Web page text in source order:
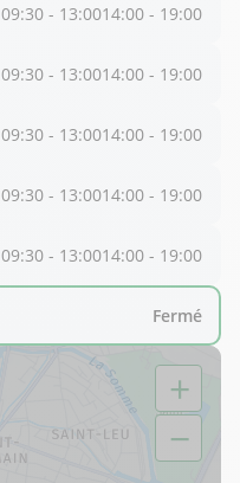
09:30 - 13:0014:00 - 19:00
09:30 - 13:0014:00 - 19:00
09:30 - 13:0014:00 - 19:00
09:30 - 13:0014:00 - 19:00
09:30 - 13:0014:00 - 19:00
Fermé
+
−